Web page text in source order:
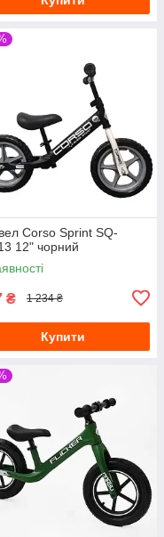
Corso Sprint SQ-
12" чорний
₴ 1 234 ₴
Купити